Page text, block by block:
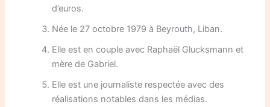
d’euros.
Née le 27 octobre 1979 à Beyrouth, Liban.
Elle est en couple avec Raphaël Glucksmann et
mère de Gabriel.
Elle est une journaliste respectée avec des
réalisations notables dans les médias.